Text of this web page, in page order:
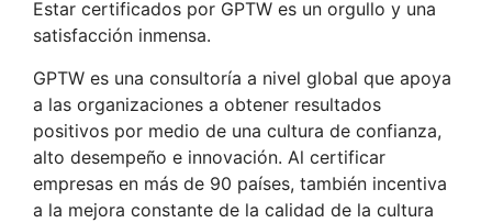
Estar certificados por GPTW es un orgullo y una
satisfacción inmensa.
GPTW es una consultoría a nivel global que apoya
a las organizaciones a obtener resultados
positivos por medio de una cultura de confianza,
alto desempeño e innovación. Al certificar
empresas en más de 90 países, también incentiva
a la mejora constante de la calidad de la cultura